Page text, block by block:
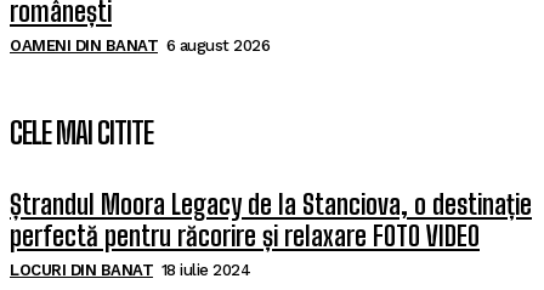
românești
OAMENI DIN BANAT 6 august 2026
CELE MAI CITITE
Ștrandul Moora Legacy de la Stanciova, o destinație
perfectă pentru răcorire și relaxare FOTO VIDEO
LOCURI DIN BANAT 18 iulie 2024